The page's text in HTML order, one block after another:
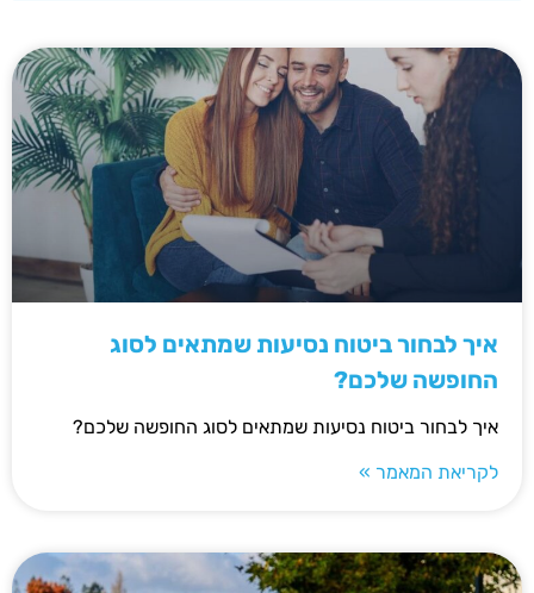
איך לבחור ביטוח נסיעות שמתאים לסוג
החופשה שלכם?
איך לבחור ביטוח נסיעות שמתאים לסוג החופשה שלכם?
לקריאת המאמר »